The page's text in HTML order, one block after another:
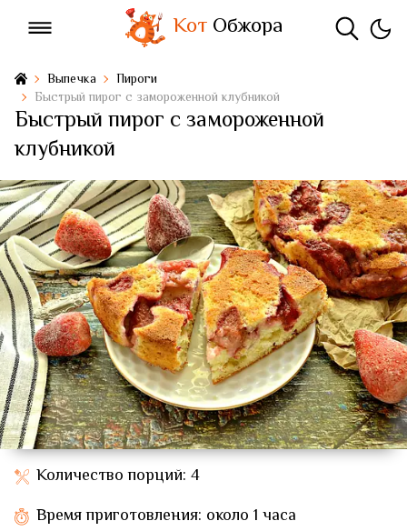
КотОбжора
Выпечка
Пироги
Быстрый пирог с замороженной клубникой
Быстрый пирог с замороженной
клубникой
Количество порций: 4
Время приготовления: около 1 часа